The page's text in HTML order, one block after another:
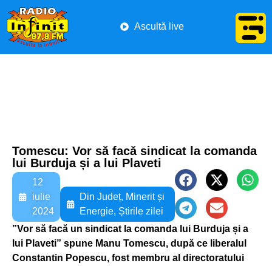
Ascultă live
Tomescu: Vor să facă sindicat la comanda
lui Burduja și a lui Plaveti
12
iulie
2024
Din Județ, Minerit și
Energie, Știrile zilei
”Vor să facă un sindicat la comanda lui Burduja și a
lui Plaveti” spune Manu Tomescu, după ce liberalul
Constantin Popescu, fost membru al directoratului